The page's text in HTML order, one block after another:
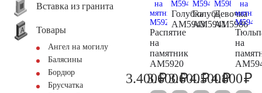
Вставка из гранита
Товары
Ангел на могилу
Балясины
Бордюр
Брусчатка
Распятие
на
памятник
AM5920
3.600
3.400₽
Голубка
AM5943
3.800
3.600₽
Голубь
AM5941
3.800
3.600₽
Девочка
AM5986
4.700
4.500₽
на
4.800₽